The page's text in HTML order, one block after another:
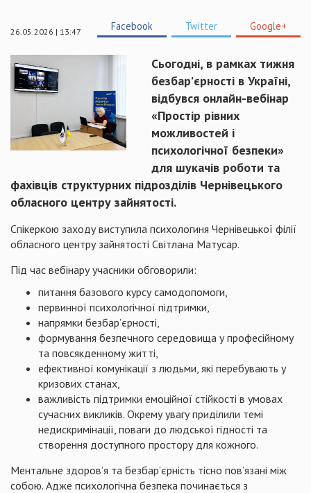
26.05.2026 | 13:47 Facebook Twitter Google+
Сьогодні, в рамках тижня
безбар’єрності в Україні,
відбувся онлайн-вебінар
«Простір рівних
можливостей і
психологічної безпеки»
для шукачів роботи та
фахівців структурних підрозділів Чернівецького
обласного центру зайнятості.
Спікеркою заходу виступила психологиня Чернівецької філії
обласного центру зайнятості Світлана Матусар.
Під час вебінару учасники обговорили:
питання базового курсу самодопомоги,
первинної психологічної підтримки,
напрямки безбар’єрності,
формування безпечного середовища у професійному
та повсякденному житті,
ефективної комунікації з людьми, які перебувають у
кризових станах,
важливість підтримки емоційної стійкості в умовах
сучасних викликів. Окрему увагу приділили темі
недискримінації, поваги до людської гідності та
створення доступного простору для кожного.
Ментальне здоров’я та безбар’єрність тісно пов’язані між
собою. Адже психологічна безпека починається з